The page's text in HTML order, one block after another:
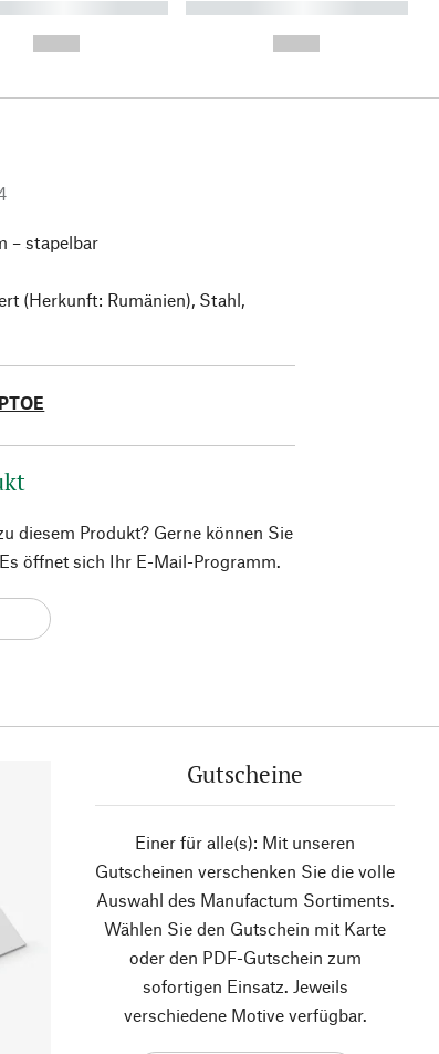
----------- ----------
----------- ----------- ----------
– stapelbar
(Herkunft: Rumänien), Stahl,
diesem Produkt? Gerne können Sie
öffnet sich Ihr E-Mail-Programm.
Gutscheine
Einer für alle(s): Mit unseren
Gutscheinen verschenken Sie die volle
Auswahl des Manufactum Sortiments.
Wählen Sie den Gutschein mit Karte
oder den PDF-Gutschein zum
sofortigen Einsatz. Jeweils
verschiedene Motive verfügbar.